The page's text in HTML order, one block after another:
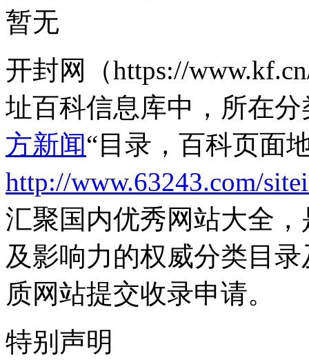
暂无
开封网（https://
址百科信息库中，所在分
方新闻“目录，百科页面
http://www.63243.com/
汇聚国内优秀网站大全
及影响力的权威分类目
质网站提交收录申请。
特别声明